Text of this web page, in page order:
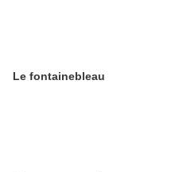
Le fontainebleau